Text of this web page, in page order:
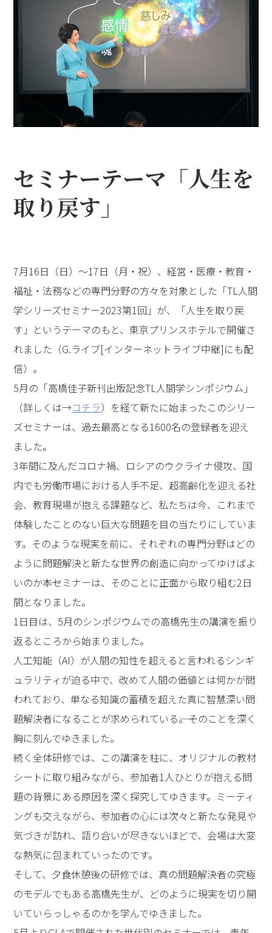
セミナーテーマ「人生を
取り戻す」
7月16日（日）～17日（月・祝）、経営・医療・教育・
福祉・法務などの専門分野の方々を対象とした「TL人間
学シリーズセミナー2023第1回」が、「人生を取り戻
す」というテーマのもと、東京プリンスホテルで開催さ
れました（G.ライブ[インターネットライブ中継]にも配
信）。
5月の「高橋佳子新刊出版記念TL人間学シンポジウム」
（詳しくは→コチラ）を経て新たに始まったこのシリー
ズセミナーは、過去最高となる1600名の登録者を迎え
ました。
3年間に及んだコロナ禍、ロシアのウクライナ侵攻、国
内でも労働市場における人手不足、超高齢化を迎える社
会、教育現場が抱える課題など、私たちは今、これまで
体験したことのない巨大な問題を目の当たりにしていま
す。そのような現実を前に、それぞれの専門分野はどの
ように問題解決と新たな世界の創造に向かってゆけばよ
いのか――本セミナーは、そのことに正面から取り組む2日
間となりました。
1日目は、5月のシンポジウムでの高橋先生の講演を振り
返るところから始まりました。
人工知能（AI）が人間の知性を超えると言われるシンギ
ュラリティが迫る中で、改めて人間の価値とは何かが問
われており、単なる知識の蓄積を超えた真に智慧深い問
題解決者になることが求められている――。そのことを深く
胸に刻んでゆきました。
続く全体研修では、この講演を柱に、オリジナルの教材
シートに取り組みながら、参加者1人ひとりが抱える問
題の背景にある原因を深く探究してゆきます。ミーティ
ングも交えながら、参加者の心には次々と新たな発見や
気づきが訪れ、語り合いが尽きないほどで、会場は大変
な熱気に包まれていったのです。
そして、夕食休憩後の研修では、真の問題解決者の究極
のモデルでもある高橋先生が、どのように現実を切り開
いていらっしゃるのかを学んでゆきました。